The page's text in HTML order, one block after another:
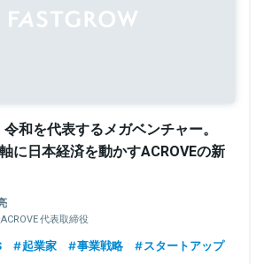
和を代表するメガベンチャー。
に日本経済を動かすACROVEの新
代表取締役
起業家 事業戦略 スタートアップ